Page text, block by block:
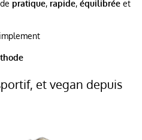
pratique, rapide, équilibrée et
et vegan depuis